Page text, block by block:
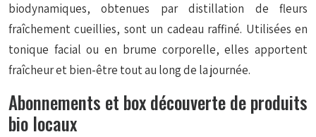
biodynamiques, obtenues par distillation de fleurs
fraîchement cueillies, sont un cadeau raffiné. Utilisées en
tonique facial ou en brume corporelle, elles apportent
fraîcheur et bien-être tout au long de la journée.
Abonnements et box découverte de produits
bio locaux